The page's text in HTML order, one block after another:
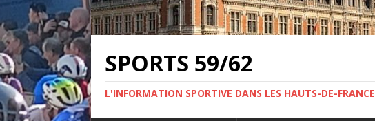
SPORTS 59/62
L'INFORMATION SPORTIVE DANS LES HAUTS-DE-FRANCE